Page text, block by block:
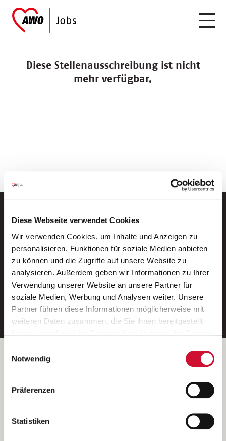
Diese Webseite verwendet Cookies
Wir verwenden Cookies, um Inhalte und Anzeigen zu
personalisieren, Funktionen für soziale Medien anbieten
zu können und die Zugriffe auf unsere Website zu
analysieren. Außerdem geben wir Informationen zu Ihrer
Verwendung unserer Website an unsere Partner für
soziale Medien, Werbung und Analysen weiter. Unsere
Partner führen diese Informationen möglicherweise mit
weiteren Daten zusammen, die Sie ihnen bereitgestellt
Wenn Sie auf „Cookies zulassen“ klicken, so stimmen
Sie der Speicherung sämtlicher Cookies zu. Sie können
Ihre Einwilligung selbstverständlich jederzeit widerrufen,
indem Sie die Cookie-Einstellungen aufrufen und diese
unsererDatenschutzerklärung
Notwendig
Präferenzen
Statistiken
Diese Stellenausschreibung ist nicht
mehr verfügbar.
Neue Stellen per E-Mail.
Ein kostenloser Service von AWO
Jobs.
E-Mail-Adresse eintragen
Betreiber der Webseite
Kantstraße 45a
(Ein Tochterunternehmen des AWO Bezirksverbandes Unterfranken
e.V.)